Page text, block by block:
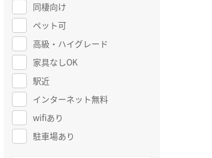
同棲向け
ペット可
高級・ハイグレード
家具なしOK
駅近
インターネット無料
wifiあり
駐車場あり